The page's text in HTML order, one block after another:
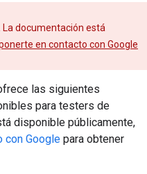
documentación está
en contacto con Google
las siguientes
para testers de
disponible públicamente,
con Google para obtener